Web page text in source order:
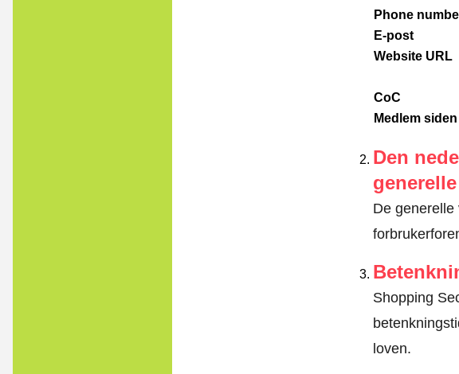
Phone
E-post
Website URL
CoC
Medlem siden
Den
De
Shopping
loven.